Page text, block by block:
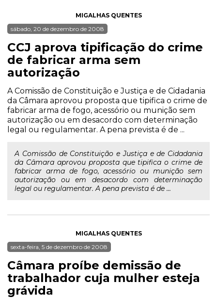
MIGALHAS QUENTES
sábado, 20 de dezembro de 2008
CCJ aprova tipificação do crime
de fabricar arma sem
autorização
A Comissão de Constituição e Justiça e de Cidadania
da Câmara aprovou proposta que tipifica o crime de
fabricar arma de fogo, acessório ou munição sem
autorização ou em desacordo com determinação
legal ou regulamentar. A pena prevista é de ...
A Comissão de Constituição e Justiça e de Cidadania
da Câmara aprovou proposta que tipifica o crime de
fabricar arma de fogo, acessório ou munição sem
autorização ou em desacordo com determinação
legal ou regulamentar. A pena prevista é de ...
MIGALHAS QUENTES
sexta-feira, 5 de dezembro de 2008
Câmara proíbe demissão de
trabalhador cuja mulher esteja
grávida